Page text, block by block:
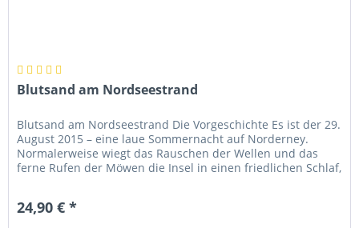
Blutsand am Nordseestrand
Blutsand am Nordseestrand Die Vorgeschichte Es ist der 29.
August 2015 – eine laue Sommernacht auf Norderney.
Normalerweise wiegt das Rauschen der Wellen und das
ferne Rufen der Möwen die Insel in einen friedlichen Schlaf,
24,90 € *